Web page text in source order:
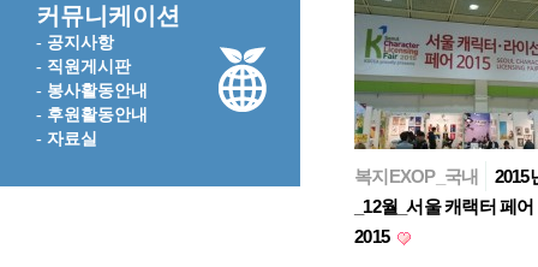
커뮤니케이션
- 공지사항
- 직원게시판
- 봉사활동안내
- 후원활동안내
- 자료실
복지EXOP_국내
2015
_12월_서울 캐랙터 페어
2015